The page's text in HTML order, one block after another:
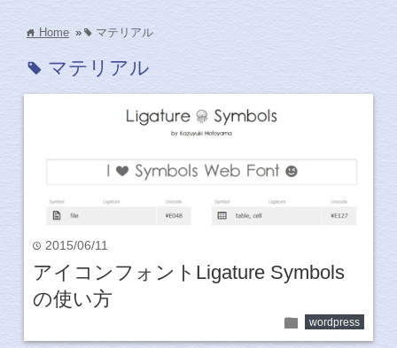
home Home » tag マテリアル
tag マテリアル
time 2015/06/11
アイコンフォントLigature Symbols
の使い方
folder wordpress